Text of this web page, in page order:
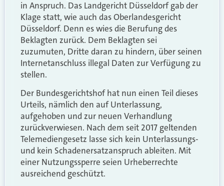
in Anspruch. Das Landgericht Düsseldorf gab der
Klage statt, wie auch das Oberlandesgericht
Düsseldorf. Denn es wies die Berufung des
Beklagten zurück. Dem Beklagten sei
zuzumuten, Dritte daran zu hindern, über seinen
Internetanschluss illegal Daten zur Verfügung zu
stellen.
Der Bundesgerichtshof hat nun einen Teil dieses
Urteils, nämlich den auf Unterlassung,
aufgehoben und zur neuen Verhandlung
zurückverwiesen. Nach dem seit 2017 geltenden
Telemediengesetz lasse sich kein Unterlassungs-
und kein Schadenersatzanspruch ableiten. Mit
einer Nutzungssperre seien Urheberrechte
ausreichend geschützt.